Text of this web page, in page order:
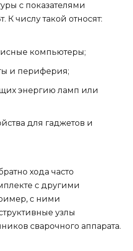
с показателями
К числу такой относят:
компьютеры;
и периферия;
энергию ламп или
для гаджетов и
хода часто
с другими
с ними
узлы
сварочного аппарата.